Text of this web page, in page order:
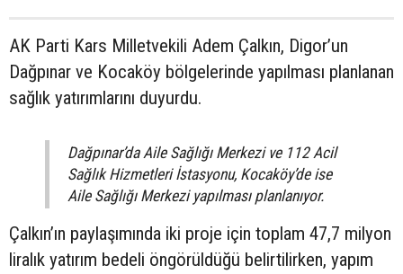
AK Parti Kars Milletvekili Adem Çalkın, Digor’un
Dağpınar ve Kocaköy bölgelerinde yapılması planlanan
sağlık yatırımlarını duyurdu.
Dağpınar’da Aile Sağlığı Merkezi ve 112 Acil
Sağlık Hizmetleri İstasyonu, Kocaköy’de ise
Aile Sağlığı Merkezi yapılması planlanıyor.
Çalkın’ın paylaşımında iki proje için toplam 47,7 milyon
liralık yatırım bedeli öngörüldüğü belirtilirken, yapım